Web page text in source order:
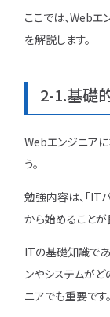
ここでは、Web
を解説します。
2-1.基礎
Webエンジニア
う。
勉強内容は、「IT
から始めることが
ITの基礎知識であ
ンやシステムがど
ニアでも重要です。